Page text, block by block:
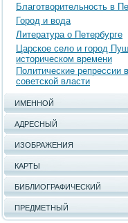
Благотворительность в
Город и вода
Литература о Петербурге
Царское село и город
историческом времени
Политические репрессии
советской власти
ИМЕННОЙ
АДРЕСНЫЙ
ИЗОБРАЖЕНИЯ
КАРТЫ
БИБЛИОГРАФИЧЕСКИЙ
ПРЕДМЕТНЫЙ